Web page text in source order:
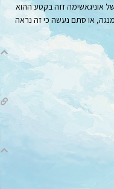
אוניגאשימה זזה בקטע ההוא
או סתם נעשה כי זה נראה